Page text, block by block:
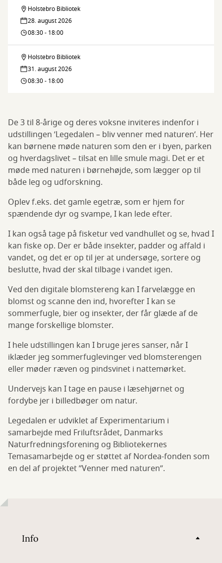
naturen
venner
med
naturen
Legedalen
–
venner
med
Holstebro Bibliotek
28. august 2026
08:30 - 18:00
Legedalen
–
venner
med
naturen
Holstebro Bibliotek
31. august 2026
08:30 - 18:00
De 3 til 8-årige og deres voksne inviteres indenfor i
udstillingen ’Legedalen – bliv venner med naturen’. Her
kan børnene møde naturen som den er i byen, parken
og hverdagslivet – tilsat en lille smule magi. Det er et
møde med naturen i børnehøjde, som lægger op til
både leg og udforskning.
Oplev f.eks. det gamle egetræ, som er hjem for
spændende dyr og svampe, I kan lede efter.
I kan også tage på fisketur ved vandhullet og se, hvad I
kan fiske op. Der er både insekter, padder og affald i
vandet, og det er op til jer at undersøge, sortere og
beslutte, hvad der skal tilbage i vandet igen.
Ved den digitale blomstereng kan I farvelægge en
blomst og scanne den ind, hvorefter I kan se
sommerfugle, bier og insekter, der får glæde af de
mange forskellige blomster.
I hele udstillingen kan I bruge jeres sanser, når I
iklæder jeg sommerfuglevinger ved blomsterengen
eller møder ræven og pindsvinet i nattemørket.
Undervejs kan I tage en pause i læsehjørnet og
fordybe jer i billedbøger om natur.
Legedalen er udviklet af Experimentarium i
samarbejde med Friluftsrådet, Danmarks
Naturfredningsforening og Bibliotekernes
Temasamarbejde og er støttet af Nordea-fonden som
en del af projektet ”Venner med naturen”.
Info